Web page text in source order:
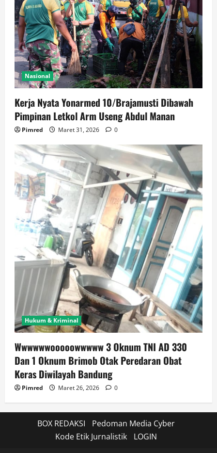
Nasional
Kerja Nyata Yonarmed 10/Brajamusti Dibawah
Pimpinan Letkol Arm Useng Abdul Manan
Pimred Maret 31, 2026 0
Hukum & Kriminal
Wwwwwwooooowwwww 3 Oknum TNI AD 330
Dan 1 Oknum Brimob Otak Peredaran Obat
Keras Diwilayah Bandung
Pimred Maret 26, 2026 0
BOX REDAKSI
Pedoman Media Cyber
Kode Etik Jurnalistik
LOGIN